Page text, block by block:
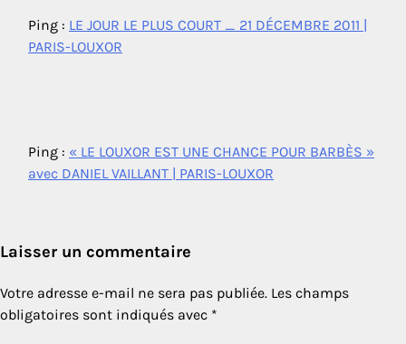
Ping : LE JOUR LE PLUS COURT _ 21 DÉCEMBRE 2011 |
PARIS-LOUXOR
Ping : « LE LOUXOR EST UNE CHANCE POUR BARBÈS »
avec DANIEL VAILLANT | PARIS-LOUXOR
Laisser un commentaire
Votre adresse e-mail ne sera pas publiée. Les champs
obligatoires sont indiqués avec *